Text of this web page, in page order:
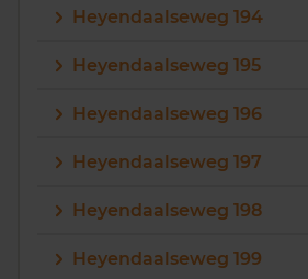
Heyendaalseweg 194
Heyendaalseweg 195
Heyendaalseweg 196
Heyendaalseweg 197
Heyendaalseweg 198
Heyendaalseweg 199